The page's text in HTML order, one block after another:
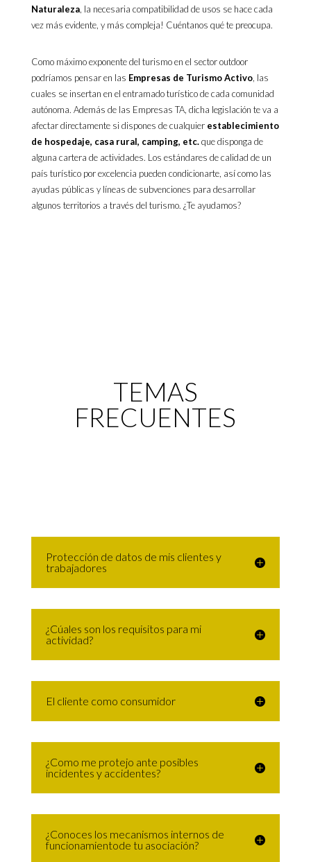
Naturaleza, la necesaria compatibilidad de usos se hace cada
vez más evidente, y más compleja! Cuéntanos qué te preocupa.
Como máximo exponente del turismo en el sector outdoor
podríamos pensar en las Empresas de Turismo Activo, las
cuales se insertan en el entramado turístico de cada comunidad
autónoma. Además de las Empresas TA, dicha legislación te va a
afectar directamente si dispones de cualquier establecimiento
de hospedaje, casa rural, camping, etc.que disponga de
alguna cartera de actividades. Los estándares de calidad de un
país turístico por excelencia pueden condicionarte, así como las
ayudas públicas y líneas de subvenciones para desarrollar
algunos territorios a través del turismo. ¿Te ayudamos?
TEMAS
FRECUENTES
Protección de datos de mis clientes y
trabajadores
¿Cúales son los requisitos para mi
actividad?
El cliente como consumidor
¿Como me protejo ante posibles
incidentes y accidentes?
¿Conoces los mecanismos internos de
funcionamientode tu asociación?